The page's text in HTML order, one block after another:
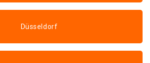
Düsseldorf